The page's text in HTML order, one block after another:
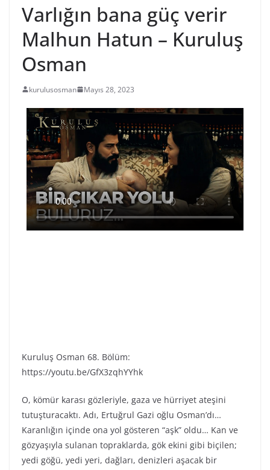
Varlığın bana güç verir
Malhun Hatun – Kuruluş
Osman
kurulusosman Mayıs 28, 2023
Kuruluş Osman 68. Bölüm:
https://youtu.be/GfX3zqhYYhk
O, kömür karası gözleriyle, gaza ve hürriyet ateşini
tutuşturacaktı. Adı, Ertuğrul Gazi oğlu Osman’dı…
Karanlığın içinde ona yol gösteren “aşk” oldu… Kan ve
gözyaşıyla sulanan topraklarda, gök ekini gibi biçilen;
yedi göğü, yedi yeri, dağları, denizleri aşacak bir